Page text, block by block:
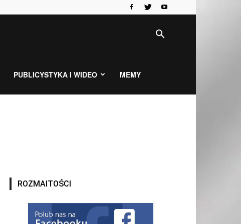
PUBLICYSTYKA I WIDEO MEMY
ROZMAITOŚCI